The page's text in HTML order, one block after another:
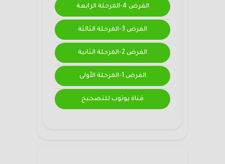
الفرض 4-المرحلة الرابعة
الفرض 3-المرحلة الثالثة
الفرض 2-المرحلة الثانية
الفرض 1-المرحلة الأولى
قناة يوتوب للتصحيح